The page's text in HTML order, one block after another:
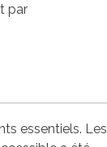
par
essentiels. Les